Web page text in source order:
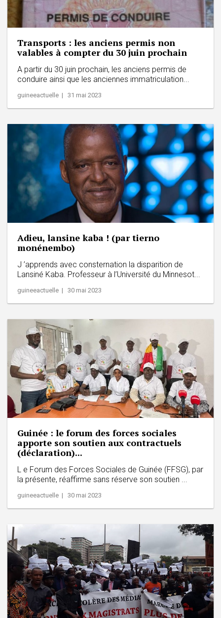
Transports : les anciens permis non
valables à compter du 30 juin prochain
A partir du 30 juin prochain, les anciens permis de
conduire ainsi que les anciennes immatriculation...
guineeactuelle | 31 mai 2023
Adieu, lansine kaba ! (par tierno
monénembo)
J ’apprends avec consternation la disparition de
Lansiné Kaba. Professeur à l’Université du Minnesot...
guineeactuelle | 30 mai 2023
Guinée : le forum des forces sociales
apporte son soutien aux contractuels
(déclaration)...
L e Forum des Forces Sociales de Guinée (FFSG), par
la présente, réaffirme sans réserve son soutien ...
guineeactuelle | 30 mai 2023